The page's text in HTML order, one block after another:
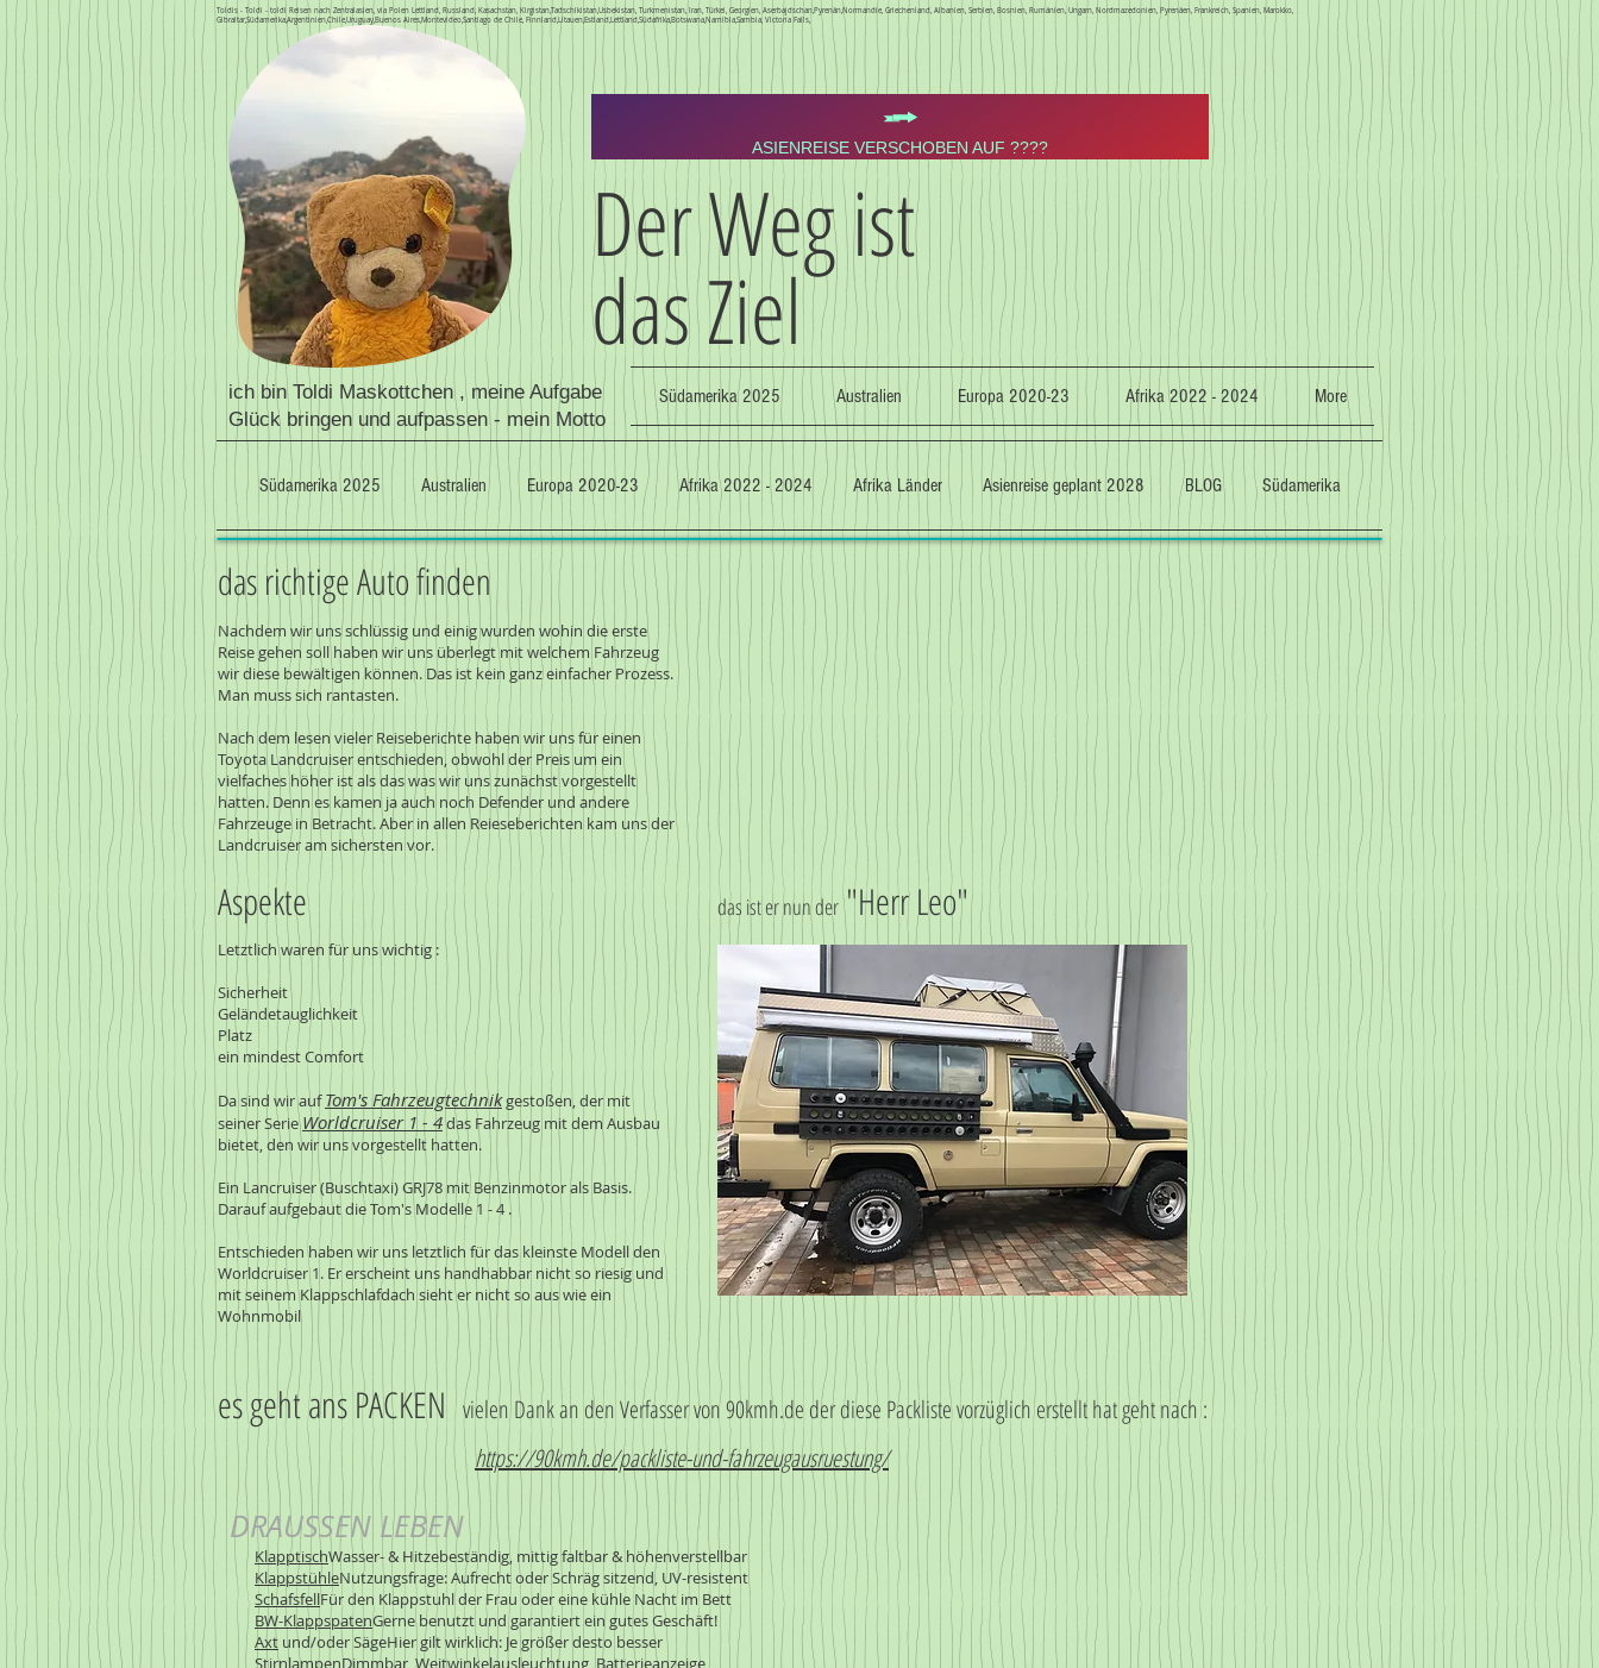
Toldis - Toldi - toldi Reisen nach Zentralasien, via Polen Lettland, Russland, Kasachstan, Kirgistan,Tadschikistan,Usbekistan, Turkmenistan, Iran, Türkei, Georgien, Aserbajdschan,Pyrenän,Normandie, Griechenland, Albanien, Serbien, Bosnien, Rumänien, Ungarn, Nordmazedonien, Pyrenäen, Frankreich, Spanien, Marokko,
Gibraltar,Südamerika,Argentinien,Chile,Uruguay,Buenos Aires,Montevideo,Santiago de Chile, Finnland,Litauen,Estland,Lettland,Südafrika,Botswana,Namibia,Sambia, Victoria Falls,
ASIENREISE VERSCHOBEN AUF ????
Der Weg ist
das Ziel
ich bin Toldi Maskottchen , meine Aufgabe
Glück bringen und aufpassen - mein Motto
Südamerika 2025 Australien Europa 2020-23 Afrika 2022 - 2024 More
Südamerika 2025 Australien Europa 2020-23 Afrika 2022 - 2024 Afrika Länder Asienreise geplant 2028 BLOG Südamerika
das richtige Auto finden
Nachdem wir uns schlüssig und einig wurden wohin die erste
Reise gehen soll haben wir uns überlegt mit welchem Fahrzeug
wir diese bewältigen können. Das ist kein ganz einfacher Prozess.
Man muss sich rantasten.
Nach dem lesen vieler Reiseberichte haben wir uns für einen
Toyota Landcruiser entschieden, obwohl der Preis um ein
vielfaches höher ist als das was wir uns zunächst vorgestellt
hatten. Denn es kamen ja auch noch Defender und andere
Fahrzeuge in Betracht. Aber in allen Reieseberichten kam uns der
Landcruiser am sichersten vor.
Aspekte
Letztlich waren für uns wichtig :
Sicherheit
Geländetauglichkeit
Platz
ein mindest Comfort
Da sind wir aufTom's Fahrzeugtechnikgestoßen, der mit
seiner SerieWorldcruiser 1 - 4das Fahrzeug mit dem Ausbau
bietet, den wir uns vorgestellt hatten.
Ein Lancruiser (Buschtaxi) GRJ78 mit Benzinmotor als Basis.
Darauf aufgebaut die Tom's Modelle 1 - 4 .
Entschieden haben wir uns letztlich für das kleinste Modell den
Worldcruiser 1. Er erscheint uns handhabbar nicht so riesig und
mit seinem Klappschlafdach sieht er nicht so aus wie ein
Wohnmobil
das ist er nun der"Herr Leo"
es geht ans PACKENvielen Dank an den Verfasser von 90kmh.de der diese Packliste vorzüglich erstellt hat geht nach :
https://90kmh.de/packliste-und-fahrzeugausruestung/
DRAUSSEN LEBEN
KlapptischWasser- & Hitzebeständig, mittig faltbar & höhenverstellbar
KlappstühleNutzungsfrage: Aufrecht oder Schräg sitzend, UV-resistent
SchafsfellFür den Klappstuhl der Frau oder eine kühle Nacht im Bett
BW-KlappspatenGerne benutzt und garantiert ein gutes Geschäft!
Axt und/oder SägeHier gilt wirklich: Je größer desto besser
StirnlampenDimmbar, Weitwinkelausleuchtung, Batterieanzeige